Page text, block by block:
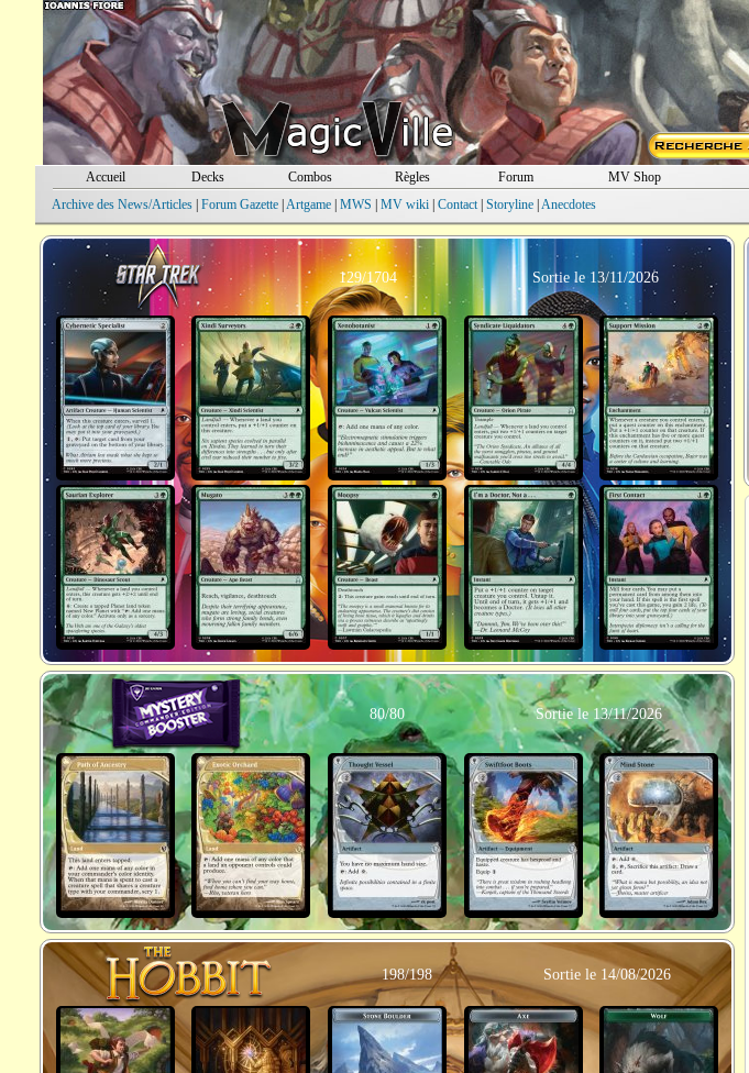
Accueil Decks Combos Règles Forum MV Shop
Archive des News/Articles| Forum Gazette| Artgame| MWS MV wiki| Contact| Storyline| Anecdotes
129/1704 Sortie le 13/11/2026
80/80 Sortie le 13/11/2026
198/198 Sortie le 14/08/2026